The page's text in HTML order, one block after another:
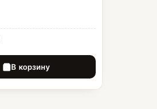
В корзину